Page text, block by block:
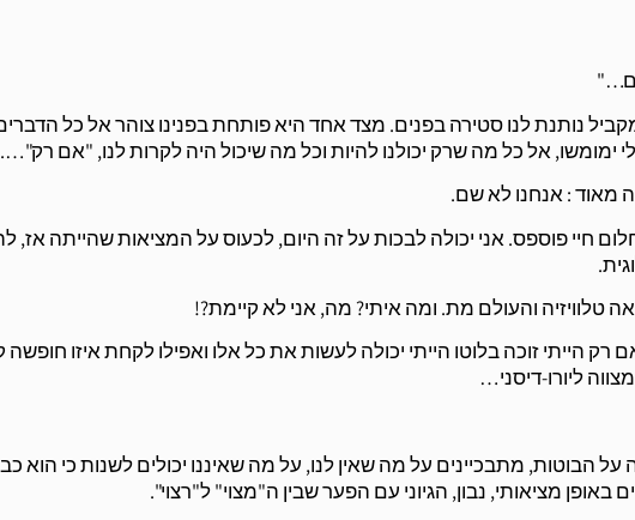
נותנת לנו סטירה בפנים. מצד אחד היא פותחת בפנינו צוהר אל כל
אל כל מה שרק יכולנו להיות וכל מה שיכול היה לקרות לנו, "אם רק"….
מאוד : אנחנו לא שם.
חיי פוספס. אני יכולה לבכות על זה היום, לכעוס על המציאות שהייתה אז,
טלוויזיה והעולם מת. ומה איתי? מה, אני לא קיימת?!
רק הייתי זוכה בלוטו הייתי יכולה לעשות את כל אלו ואפילו לקחת איזו
ליורו-דיסני…
הבוטות, מתבכיינים על מה שאין לנו, על מה שאיננו יכולים לשנות כי הוא
מציאותי, נבון, הגיוני עם הפער שבין ה"מצוי" ל"רצוי".